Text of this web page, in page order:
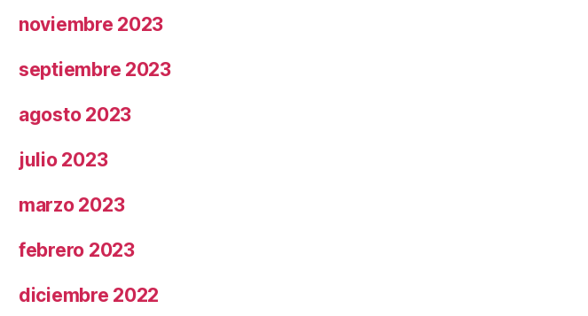
noviembre 2023
septiembre 2023
agosto 2023
julio 2023
marzo 2023
febrero 2023
diciembre 2022